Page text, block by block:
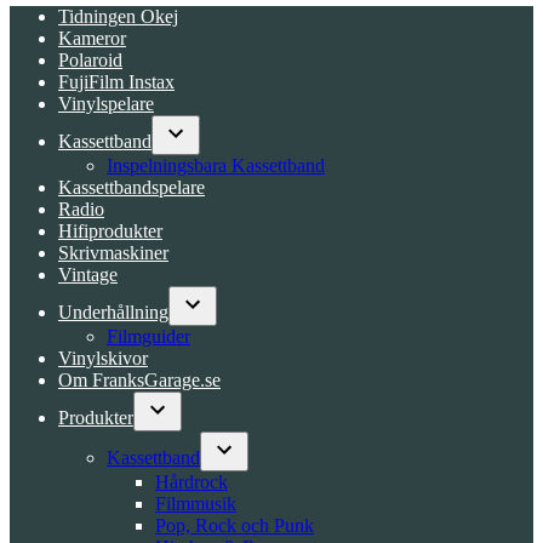
Tidningen Okej
Kameror
Polaroid
FujiFilm Instax
Vinylspelare
Kassettband
Open
dropdown
menu
Inspelningsbara Kassettband
Kassettbandspelare
Radio
Hifiprodukter
Skrivmaskiner
Vintage
Underhållning
Open
Filmguider
Vinylskivor
Om FranksGarage.se
Produkter
Open
dropdown
menu
Kassettband
Open
dropdown
menu
Hårdrock
Filmmusik
Pop, Rock och Punk